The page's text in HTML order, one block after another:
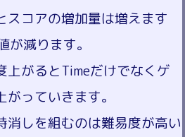
スコアの増加量は増えます
が減ります。
上がるとTimeだけでなくゲ
っていきます。
消しを組むのは難易度が高い